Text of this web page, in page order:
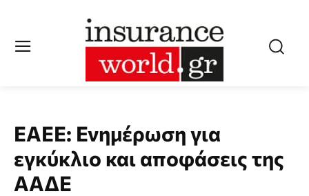
ΕΑΕΕ: Ενημέρωση για
εγκύκλιο και αποφάσεις της
ΑΑΔΕ